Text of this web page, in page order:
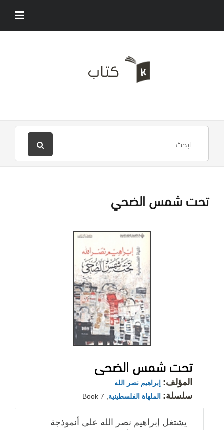
تحت شمس الضحي
تحت شمس الضحى
المؤلف: إبراهيم نصر الله
سلسلة: الملهاة الفلسطينية, Book 7
يشتغل إبراهيم نصر الله على أنموذجة